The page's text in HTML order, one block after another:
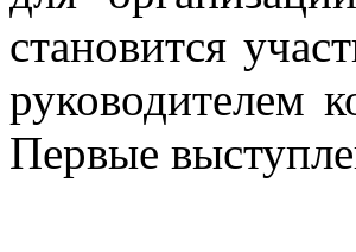
становится
руководителем
Первые